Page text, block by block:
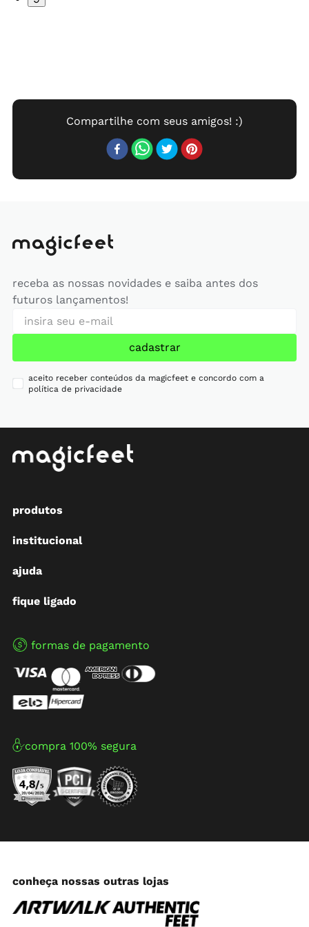
receba as nossas novidades e saiba antes dos
futuros lançamentos!
cadastrar
aceito receber conteúdos da magicfeet e concordo com a
política de privacidade
produtos
institucional
ajuda
fique ligado
formas de pagamento
compra 100% segura
conheça nossas outras lojas